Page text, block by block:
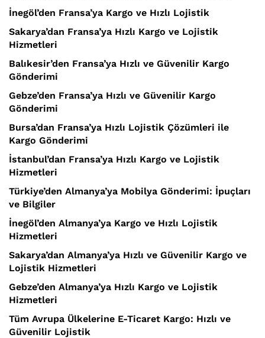
İnegöl’den Fransa’ya Kargo ve Hızlı Lojistik
Sakarya’dan Fransa’ya Hızlı Kargo ve Lojistik
Hizmetleri
Balıkesir’den Fransa’ya Hızlı ve Güvenilir Kargo
Gönderimi
Gebze’den Fransa’ya Hızlı ve Güvenilir Kargo
Gönderimi
Bursa’dan Fransa’ya Hızlı Lojistik Çözümleri ile
Kargo Gönderimi
İstanbul’dan Fransa’ya Hızlı Kargo ve Lojistik
Hizmetleri
Türkiye’den Almanya’ya Mobilya Gönderimi: İpuçları
ve Bilgiler
İnegöl’den Almanya’ya Kargo ve Hızlı Lojistik
Hizmetleri
Sakarya’dan Almanya’ya Hızlı ve Güvenilir Kargo ve
Lojistik Hizmetleri
Gebze’den Almanya’ya Hızlı Kargo ve Lojistik
Hizmetleri
Tüm Avrupa Ülkelerine E-Ticaret Kargo: Hızlı ve
Güvenilir Lojistik